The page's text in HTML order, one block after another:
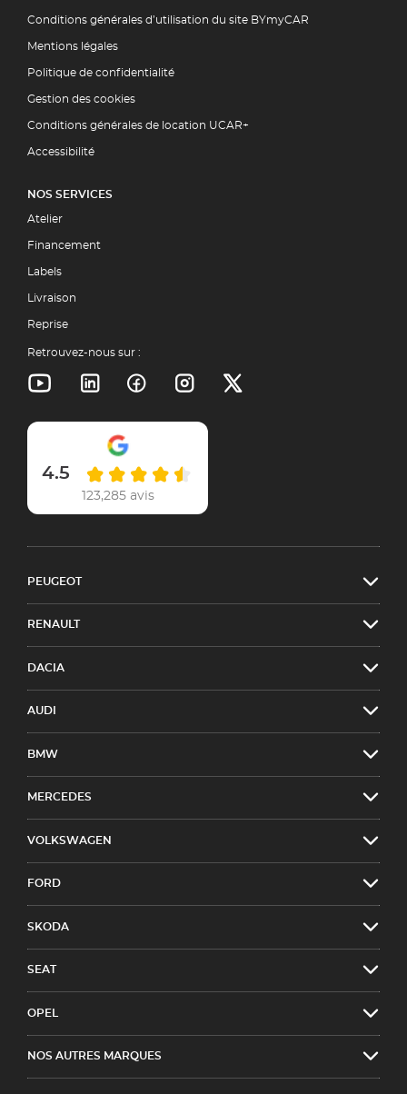
Conditions générales d’utilisation du site BYmyCAR
Mentions légales
Politique de confidentialité
Gestion des cookies
Conditions générales de location UCAR+
Accessibilité
NOS SERVICES
Atelier
Financement
Labels
Livraison
Reprise
Retrouvez-nous sur :
4.5
123,285 avis
PEUGEOT
RENAULT
DACIA
AUDI
BMW
MERCEDES
VOLKSWAGEN
FORD
SKODA
SEAT
OPEL
NOS AUTRES MARQUES